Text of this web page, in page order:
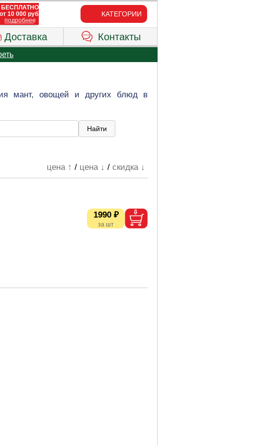
КАТЕГОРИИ
Доставка Контакты
мант, овощей и других блюд в
цена ↑ / цена ↓ /скидка ↓
1990 ₽